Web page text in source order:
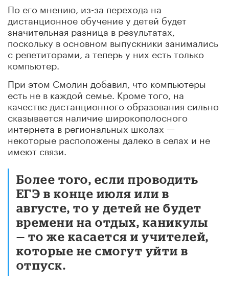
По его мнению, из-за перехода на
дистанционное обучение у детей будет
значительная разница в результатах,
поскольку в основном выпускники занимались
с репетиторами, а теперь у них есть только
компьютер.
При этом Смолин добавил, что компьютеры
есть не в каждой семье. Кроме того, на
качестве дистанционного образования сильно
сказывается наличие широкополосного
интернета в региональных школах —
некоторые расположены далеко в селах и не
имеют связи.
Более того, если проводить
ЕГЭ в конце июля или в
августе, то у детей не будет
времени на отдых, каникулы
— то же касается и учителей,
которые не смогут уйти в
отпуск.